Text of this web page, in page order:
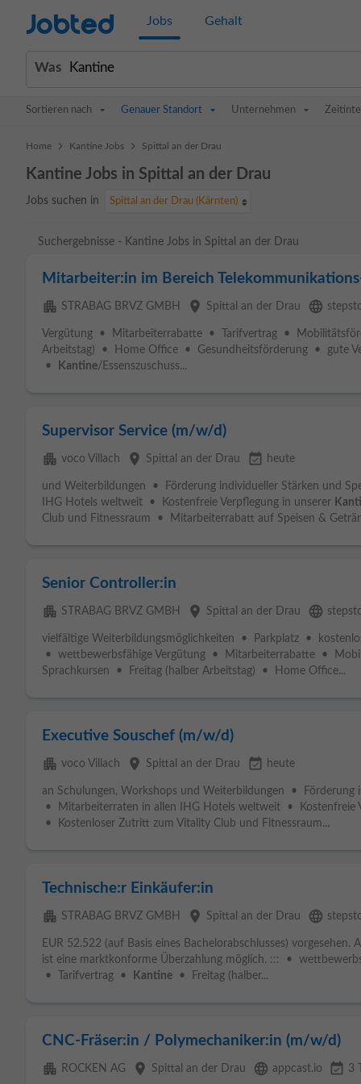
Jobted Jobs Gehalt
Was
Sortieren nach Genauer Standort Unternehmen
Home > Kantine Jobs > Spittal an der Drau
Kantine Jobs in Spittal an der Drau
Jobs suchen in Spittal an der Drau (Kärnten)
Suchergebnisse - Kantine Jobs in Spittal an der Drau
Mitarbeiter:in im Bereich
apartment STRABAG BRVZ GMBH place Spittal an der Drau language
Vergütung • Mitarbeiterrabatte • Tarifvertrag •
Arbeitstag) • Home Office • Gesundheitsförderung • gute
•
Kantine/Essenszuschuss...
Supervisor Service (m/w/d)
apartment voco Villach place Spittal an der Drau event_available heute
und Weiterbildungen • Förderung individueller Stärken und
IHG Hotels weltweit • Kostenfreie Verpflegung in unserer
Club und Fitnessraum • Mitarbeiterrabatt auf Speisen &
Senior Controller:in
apartment STRABAG BRVZ GMBH place Spittal an der Drau language
vielfältige Weiterbildungsmöglichkeiten • Parkplatz •
• wettbewerbsfähige Vergütung • Mitarbeiterrabatte •
Sprachkursen • Freitag (halber Arbeitstag) • Home Office...
Executive Souschef (m/w/d)
apartment voco Villach place Spittal an der Drau event_available heute
an Schulungen, Workshops und Weiterbildungen • Förderung
• Mitarbeiterraten in allen IHG Hotels weltweit • Kostenfreie
• Kostenloser Zutritt zum Vitality Club und Fitnessraum...
Technische:r Einkäufer:in
apartment STRABAG BRVZ GMBH place Spittal an der Drau language
EUR 52.522 (auf Basis eines Bachelorabschlusses)
ist eine marktkonforme Überzahlung möglich. ::: •
• Tarifvertrag •
Kantine • Freitag (halber...
CNC-Fräser:in / Polymechaniker:in (m/w/d)
apartment ROCKEN AG place Spittal an der Drau language appcast.io event_available 3